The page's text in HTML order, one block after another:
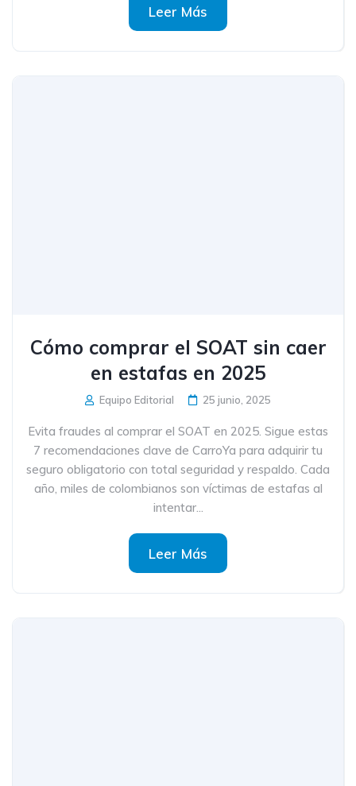
Leer Más
Cómo comprar el SOAT sin caer
en estafas en 2025
Equipo Editorial 25 junio, 2025
Evita fraudes al comprar el SOAT en 2025. Sigue estas
7 recomendaciones clave de CarroYa para adquirir tu
seguro obligatorio con total seguridad y respaldo. Cada
año, miles de colombianos son víctimas de estafas al
intentar...
Leer Más